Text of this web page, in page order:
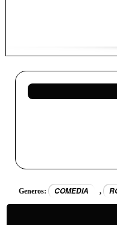
Generos: COMEDIA ,